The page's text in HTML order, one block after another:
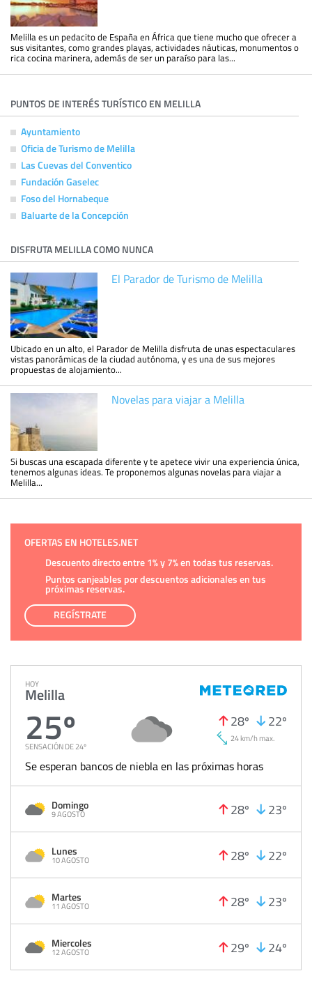
Melilla es un pedacito de España en África que tiene mucho que ofrecer a
sus visitantes, como grandes playas, actividades náuticas, monumentos o
rica cocina marinera, además de ser un paraíso para las...
PUNTOS DE INTERÉS TURÍSTICO EN MELILLA
Ayuntamiento
Oficia de Turismo de Melilla
Las Cuevas del Conventico
Fundación Gaselec
Foso del Hornabeque
Baluarte de la Concepción
DISFRUTA MELILLA COMO NUNCA
El Parador de Turismo de Melilla
Ubicado en un alto, el Parador de Melilla disfruta de unas espectaculares
vistas panorámicas de la ciudad autónoma, y es una de sus mejores
propuestas de alojamiento...
Novelas para viajar a Melilla
Si buscas una escapada diferente y te apetece vivir una experiencia única,
tenemos algunas ideas. Te proponemos algunas novelas para viajar a
Melilla...
OFERTAS EN HOTELES.NET
Descuento directo entre 1% y 7% en todas tus reservas.
Puntos canjeables por descuentos adicionales en tus
próximas reservas.
REGÍSTRATE
HOY
Melilla
25º
SENSACIÓN DE 24º
28º 22º
24 km/h max.
Se esperan bancos de niebla en las próximas horas
Domingo
9 AGOSTO 28º 23º
Lunes
10 AGOSTO 28º 22º
Martes
11 AGOSTO 28º 23º
Miercoles
12 AGOSTO 29º 24º